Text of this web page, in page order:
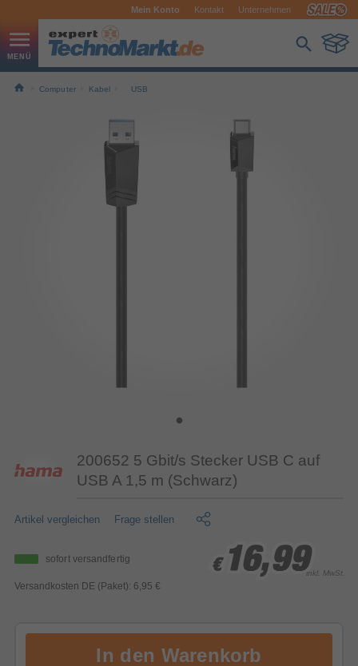
Mein Konto Kontakt Unternehmen
Computer Kabel USB
200652 5 Gbit/s Stecker USB C auf
USB A 1,5 m (Schwarz)
Artikel vergleichen Frage stellen
sofort versandfertig
Versandkosten DE (Paket): 6,95 €
€ 16,99
€ 16,99
€ 16,99inkl. MwSt.